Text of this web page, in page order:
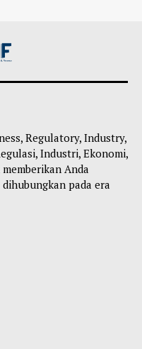
Regulatory, Industry,
Industri, Ekonomi,
Anda
pada era